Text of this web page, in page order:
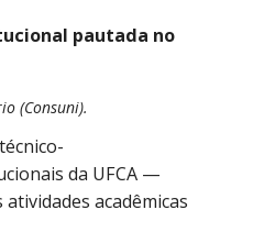
pautada no
(Consuni).
da UFCA —
acadêmicas